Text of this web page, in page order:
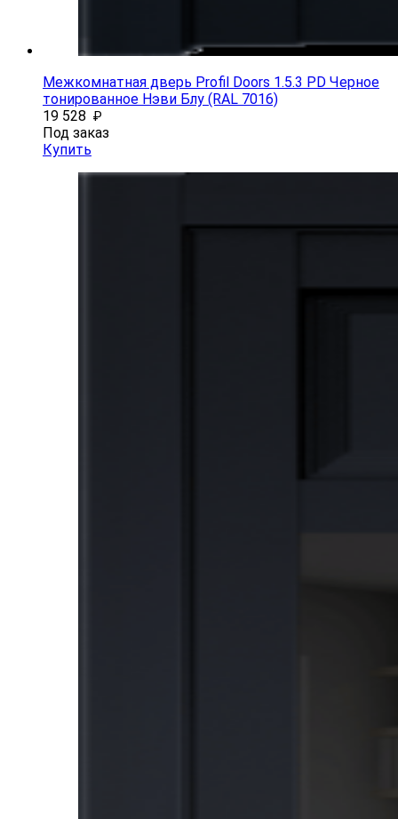
Межкомнатная дверь Profil Doors 1.5.3 PD Черное
тонированное Нэви Блу (RAL 7016)
19 528 ₽
Под заказ
Купить